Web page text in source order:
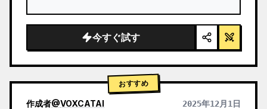
今すぐ試す
おすすめ
作成者@VOXCATAI 2025年12月1日